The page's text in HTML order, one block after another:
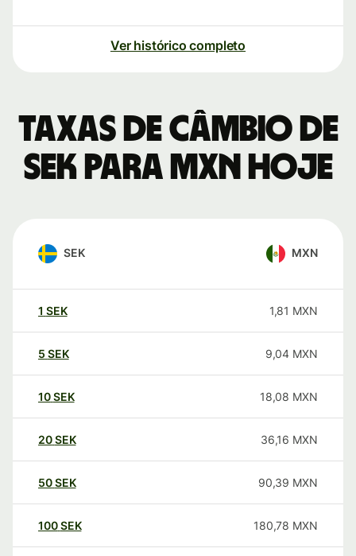
Ver histórico completo
Taxas de câmbio de
SEK para MXN hoje
SEK MXN
1 SEK 1,81 MXN
5 SEK 9,04 MXN
10SEK 18,08 MXN
20SEK 36,16 MXN
50SEK 90,39 MXN
100SEK 180,78 MXN